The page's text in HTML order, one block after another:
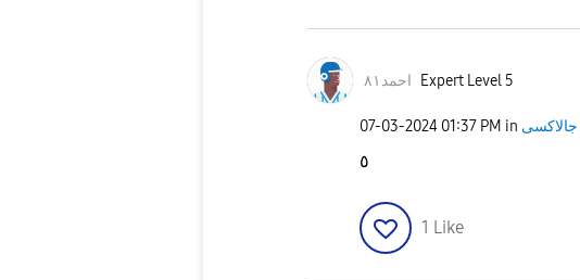
احمد٨١ Expert Level 5
‎07-03-2024 01:37 PM in
٥
1 Like